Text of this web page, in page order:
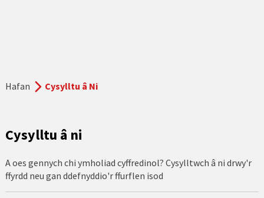
Hafan Cysylltu â Ni
Cysylltu â ni
A oes gennych chi ymholiad cyffredinol? Cysylltwch â ni drwy'r
ffyrdd neu gan ddefnyddio'r ffurflen isod